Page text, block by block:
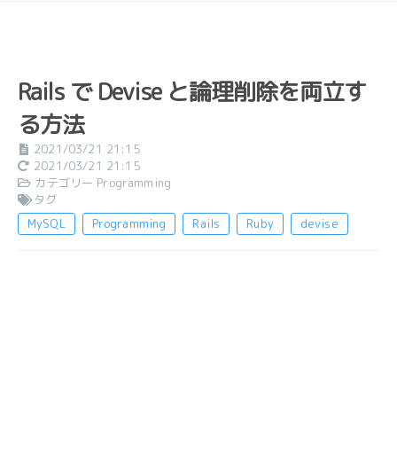
Rails で Devise と論理削除を両立す
る方法
2021/03/21 21:15
2021/03/21 21:15
カテゴリー Programming
タグ
MySQL
Programming Rails Ruby devise